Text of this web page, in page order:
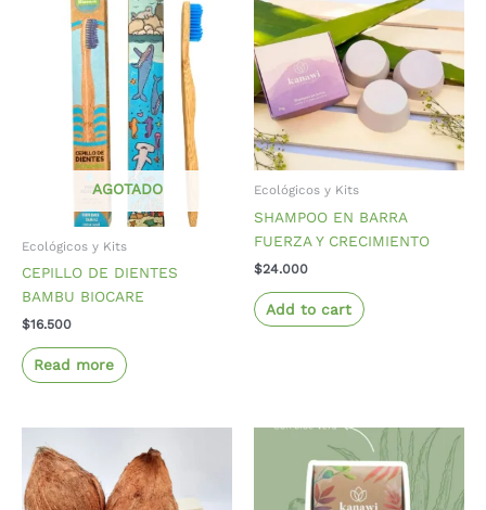
AGOTADO
Ecológicos y Kits
CEPILLO DE DIENTES
BAMBU BIOCARE
$16.500
Read more
Ecológicos y Kits
SHAMPOO EN BARRA
FUERZA Y CRECIMIENTO
$24.000
Add to cart